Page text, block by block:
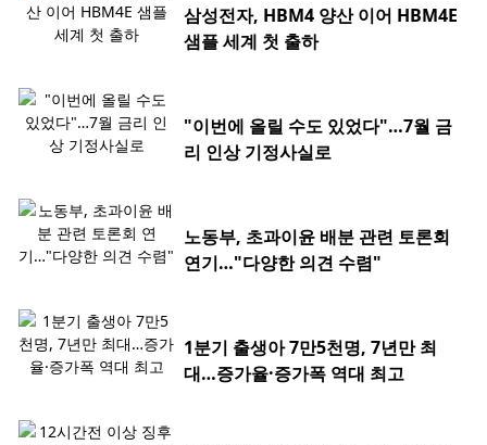
삼성전자, HBM4 양산 이어 HBM4E
샘플 세계 첫 출하
"이번에 올릴 수도 있었다"…7월 금
리 인상 기정사실로
노동부, 초과이윤 배분 관련 토론회
연기…"다양한 의견 수렴"
1분기 출생아 7만5천명, 7년만 최
대…증가율·증가폭 역대 최고